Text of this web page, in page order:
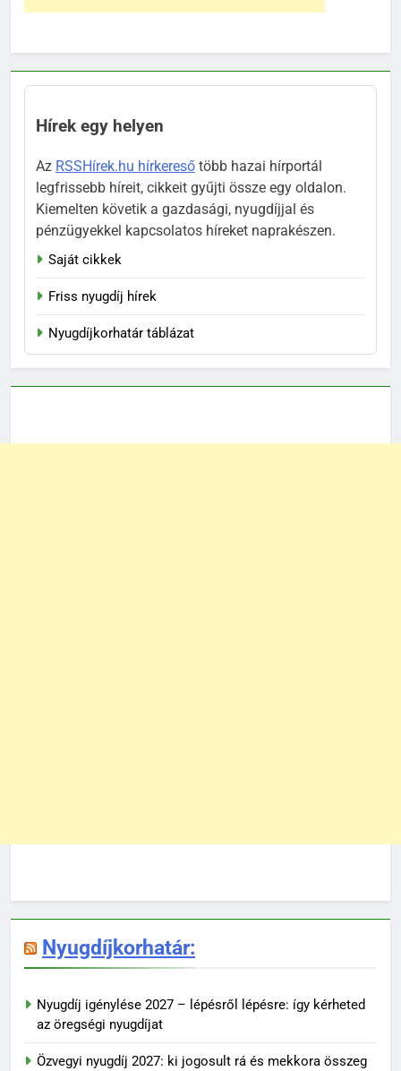
Hírek egy helyen
Az RSSHírek.hu hírkereső több hazai hírportál
legfrissebb híreit, cikkeit gyűjti össze egy oldalon.
Kiemelten követik a gazdasági, nyugdíjjal és
pénzügyekkel kapcsolatos híreket naprakészen.
Saját cikkek
Friss nyugdíj hírek
Nyugdíjkorhatár táblázat
Nyugdíjkorhatár:
Nyugdíj igénylése 2027 – lépésről lépésre: így kérheted
az öregségi nyugdíjat
Özvegyi nyugdíj 2027: ki jogosult rá és mekkora összeg